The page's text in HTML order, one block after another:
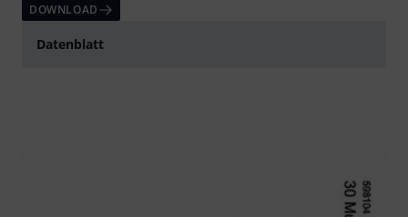
DOWNLOAD
Datenblatt